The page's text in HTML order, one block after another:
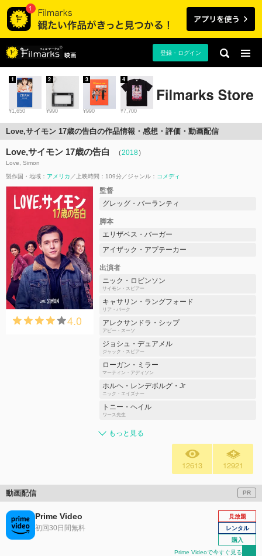
映画 登録・ログイン
¥1,650
1
¥990
2
¥990
3
¥7,700
4
Love,サイモン 17歳の告白の作品情報・感想・評価・動画配信
Love,サイモン 17歳の告白 （2018）
Love, Simon
製作国・地域： アメリカ 上映時間：109分 ジャンル： コメディ
4.0
監督
グレッグ・バーランティ
脚本
エリザベス・バーガー
アイザック・アプテーカー
出演者
ニック・ロビンソン
サイモン・スピアー
キャサリン・ラングフォード
リア・バーク
アレクサンドラ・シップ
アビー・スーソ
ジョシュ・デュアメル
ジャック・スピアー
ローガン・ミラー
マーティン・アディソン
ホルヘ・レンデボルグ・Jr
ニック・エイズナー
トニー・ヘイル
ワース先生
もっと見る
12613 12921
動画配信 PR
Prime Video
初回30日間無料
見放題
レンタル
購入
Prime Videoで今すぐ見る